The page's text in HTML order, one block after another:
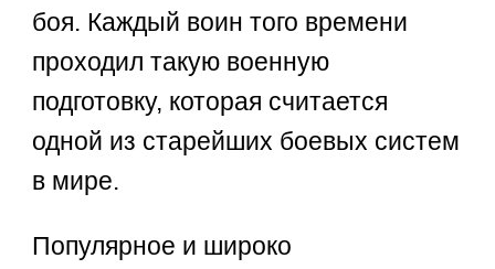
боя. Каждый воин того времени
проходил такую военную
подготовку, которая считается
одной из старейших боевых систем
в мире.
Популярное и широко